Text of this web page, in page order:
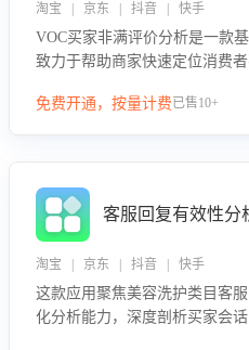
淘宝 | 京东 | 抖音 | 快手
VOC买家非满评价分析是一款
致力于帮助商家快速定位消费
或其它部门原因，明确责任归
免费开通，按量计费已售10+
客服回复有效性分
淘宝 | 京东 | 抖音 | 快手
这款应用聚焦美容洗护类目客
化分析能力，深度剖析买家会